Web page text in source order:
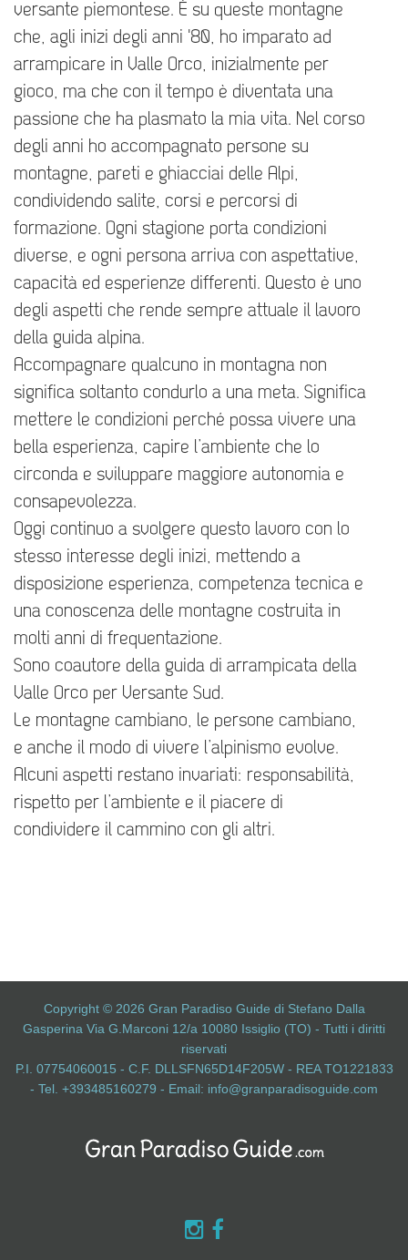
versante piemontese. È su queste montagne
che, agli inizi degli anni '80, ho imparato ad
arrampicare in Valle Orco, inizialmente per
gioco, ma che con il tempo è diventata una
passione che ha plasmato la mia vita. Nel corso
degli anni ho accompagnato persone su
montagne, pareti e ghiacciai delle Alpi,
condividendo salite, corsi e percorsi di
formazione. Ogni stagione porta condizioni
diverse, e ogni persona arriva con aspettative,
capacità ed esperienze differenti. Questo è uno
degli aspetti che rende sempre attuale il lavoro
della guida alpina.
Accompagnare qualcuno in montagna non
significa soltanto condurlo a una meta. Significa
mettere le condizioni perché possa vivere una
bella esperienza, capire l’ambiente che lo
circonda e sviluppare maggiore autonomia e
consapevolezza.
Oggi continuo a svolgere questo lavoro con lo
stesso interesse degli inizi, mettendo a
disposizione esperienza, competenza tecnica e
una conoscenza delle montagne costruita in
molti anni di frequentazione.
Sono coautore della guida di arrampicata della
Valle Orco per Versante Sud.
Le montagne cambiano, le persone cambiano,
e anche il modo di vivere l’alpinismo evolve.
Alcuni aspetti restano invariati: responsabilità,
rispetto per l’ambiente e il piacere di
condividere il cammino con gli altri.
Copyright © 2026 Gran Paradiso Guide di Stefano Dalla
Gasperina Via G.Marconi 12/a 10080 Issiglio (TO) - Tutti i diritti
riservati
P.I. 07754060015 - C.F. DLLSFN65D14F205W - REA TO1221833
- Tel. +393485160279 - Email: info@granparadisoguide.com